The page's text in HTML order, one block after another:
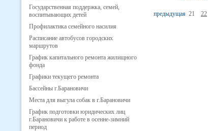
Государственная поддержка, семей,
воспитывающих детей
Профилактика семейного насилия
Расписание автобусов городских
маршрутов
График капитального ремонта жилищного
фонда
Графики текущего ремонта
Бассейны г.Барановичи
Места для выгула собак в г.Барановичи
График подготовки юридических лиц
г.Барановичи к работе в осенне-зимний
период
предыдущая 21 22